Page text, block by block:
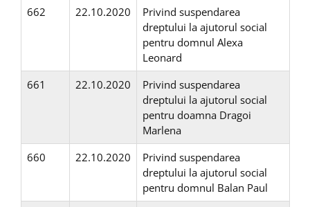
662
22.10.2020
Privind suspendarea
dreptului la ajutorul social
pentru domnul Alexa
Leonard
661
22.10.2020
Privind suspendarea
dreptului la ajutorul social
pentru doamna Dragoi
Marlena
660
22.10.2020
Privind suspendarea
dreptului la ajutorul social
pentru domnul Balan Paul